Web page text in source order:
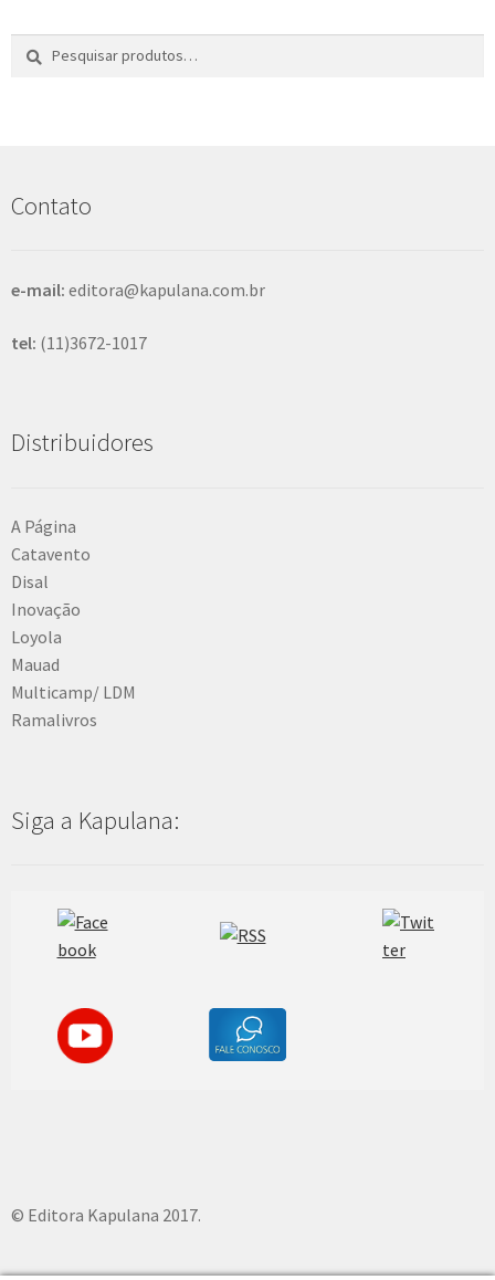
Pesquisar
a
Contato
e-mail: editora@kapulana.com.br
tel: (11)3672-1017
Distribuidores
A Página
Catavento
Disal
Inovação
Loyola
Mauad
Multicamp/ LDM
Ramalivros
Siga a Kapulana:
© Editora Kapulana 2017.